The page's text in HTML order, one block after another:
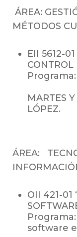
ÁREA: GE
MÉTODOS
EII 5612-
MARTES
LÓPEZ.
ÁREA:
OII 421-01
Programa:
software